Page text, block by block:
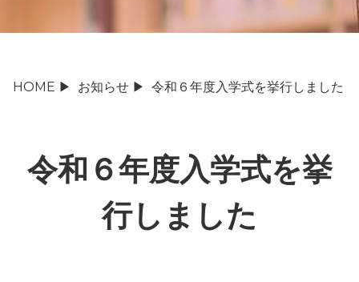
HOME ▶ お知らせ ▶ 令和６年度入学式を挙行しました
令和６年度入学式を挙
行しました